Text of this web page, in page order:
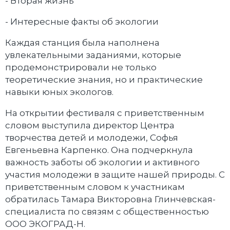
- Интересные факты об экологии
Каждая станция была наполнена
увлекательными заданиями, которые
продемонстрировали не только
теоретические знания, но и практические
навыки юных экологов.
На открытии фестиваля с приветственным
словом выступила директор Центра
творчества детей и молодежи, Софья
Евгеньевна Карпенко. Она подчеркнула
важность заботы об экологии и активного
участия молодежи в защите нашей природы. С
приветственным словом к участникам
обратилась Тамара Викторовна Глинчевская-
специалиста по связям с общественностью
ООО ЭКОГРАД-Н.